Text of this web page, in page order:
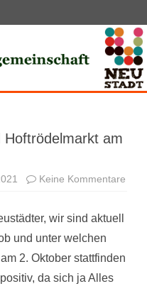
am
Keine Kommentare
wir sind aktuell
und unter welchen
2. Oktober stattfinden
da sich ja Alles